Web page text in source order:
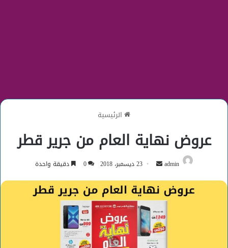
الرئيسية
عروض نهاية العام من جرير قطر
admin
أرسل
إلكترونيا
23 ديسمبر، 2018 0 دقيقة واحدة